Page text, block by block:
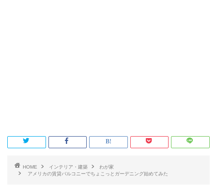
HOME インテリア・建築
わが家
アメリカの賃貸バルコニーでちょこっとガーデニング始めてみた